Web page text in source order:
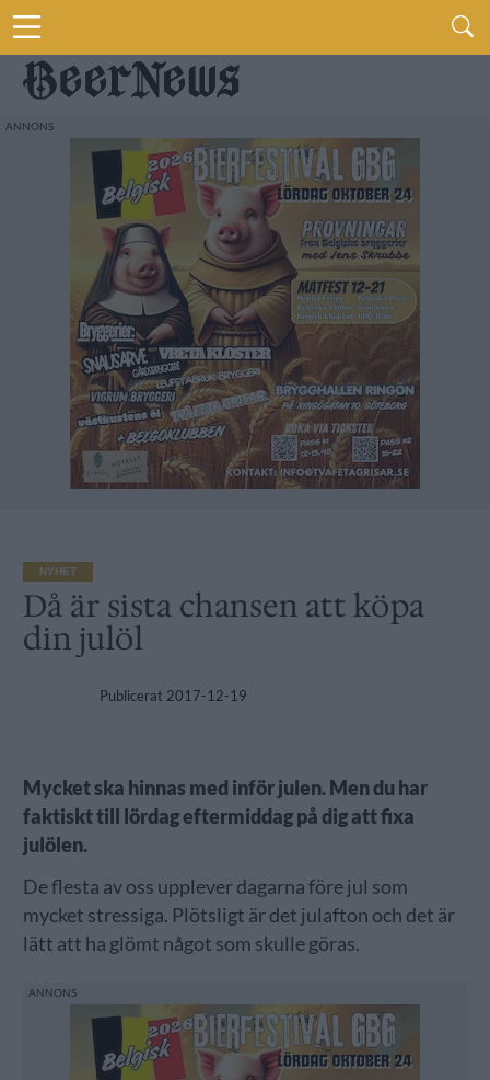
NYHET
Då är sista chansen att köpa
din julöl
Publicerat 2017-12-19
Mycket ska hinnas med inför julen. Men du har
faktiskt till lördag eftermiddag på dig att fixa
julölen.
De flesta av oss upplever dagarna före jul som
mycket stressiga. Plötsligt är det julafton och det är
lätt att ha glömt något som skulle göras.